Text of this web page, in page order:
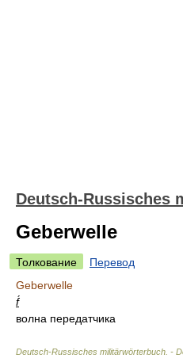
Deutsch-Russisches
Geberwelle
Толкование
Перевод
Geberwelle
f́
волна передатчика
Deutsch-Russisches militärwörterbuch. -